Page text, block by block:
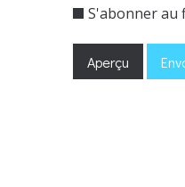
S'abonner au